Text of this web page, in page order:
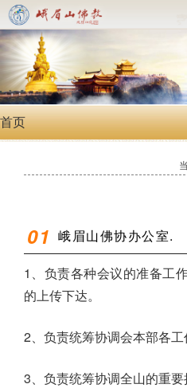
首页
01 峨眉山佛协办公室.
1、负责各种会议的准备工
的上传下达。
2、负责统筹协调会本部各工
3、负责统筹协调全山的重要